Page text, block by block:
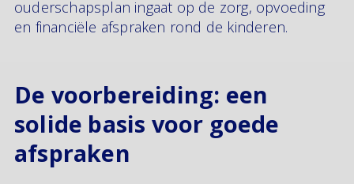
ouderschapsplan ingaat op de zorg, opvoeding
en financiële afspraken rond de kinderen.
De voorbereiding: een
solide basis voor goede
afspraken